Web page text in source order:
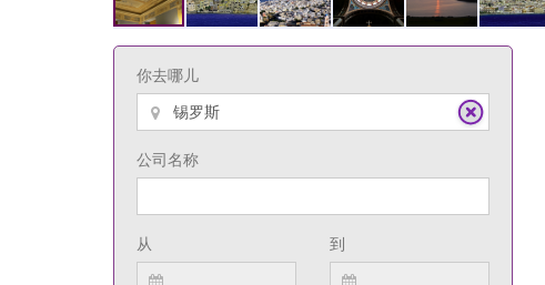
你去哪儿
公司名称
从 到